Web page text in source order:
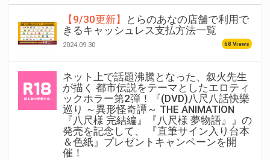
【9/30更新】
とらのあなの店舗で利用で
きるキャッシュレス支払方法一覧
2024.09.30 68 Views
ネット上で話題沸騰となった、叙火先生
が描く 都市伝説をテーマとしたエロティ
ックホラー第2弾！『(DVD)八尺八話快樂
巡り ～異形怪奇譚～ THE ANIMATION
『八尺様 完結編』『八尺様 夢物語』』の
発売を記念して、 『直筆サイン入り台本
＆色紙』プレゼントキャンペーンを開
催！